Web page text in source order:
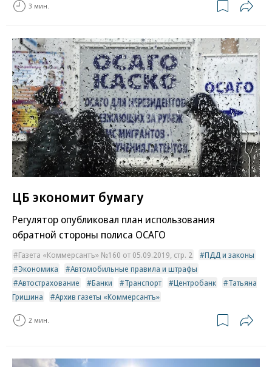
3 мин.
ЦБ экономит бумагу
Регулятор опубликовал план использования
обратной стороны полиса ОСАГО
Газета «Коммерсантъ» №160 от 05.09.2019, стр. 2
ПДД и законы
Экономика
Автомобильные правила и штрафы
Автострахование
Банки Транспорт Центробанк
Татьяна
Гришина
Архив газеты «Коммерсантъ»
2 мин.